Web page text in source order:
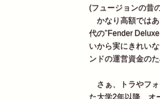
(フュージョンの昔
かなり高額ではあ
代の"Fender
いから実にきれい
ンドの運営資金の
さぁ、トラやフォ
た大学2年以降、オ